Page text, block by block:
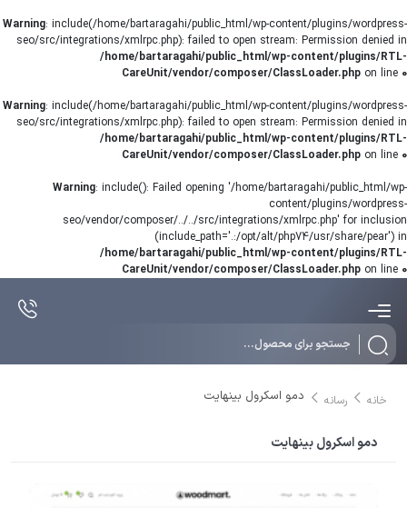
Warning: include(/home/bartaragahi/public_html/wp-content/plugins/wordpress-
seo/src/integrations/xmlrpc.php): failed to open stream: Permission denied in
/home/bartaragahi/public_html/wp-content/plugins/RTL-
CareUnit/vendor/composer/ClassLoader.php on line 0
Warning: include(/home/bartaragahi/public_html/wp-content/plugins/wordpress-
seo/src/integrations/xmlrpc.php): failed to open stream: Permission denied in
/home/bartaragahi/public_html/wp-content/plugins/RTL-
CareUnit/vendor/composer/ClassLoader.php on line 0
Warning: include(): Failed opening '/home/bartaragahi/public_html/wp-
content/plugins/wordpress-
seo/vendor/composer/../../src/integrations/xmlrpc.php' for inclusion
(include_path='.:/opt/alt/php74/usr/share/pear') in
/home/bartaragahi/public_html/wp-content/plugins/RTL-
CareUnit/vendor/composer/ClassLoader.php on line 0
خانه رسانه دمو اسکرول بینهایت
دمو اسکرول بینهایت